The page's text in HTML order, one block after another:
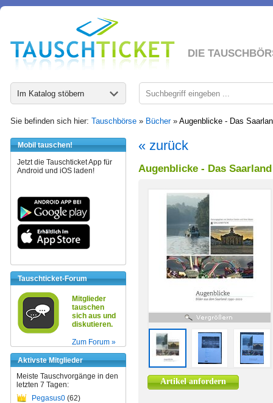
DIE
Im Katalog stöbern
Sie befinden sich hier: Tauschbörse » Bücher» Augenblicke - Das
Mobil tauschen!
Jetzt die Tauschticket App für
Android und iOS laden!
Tauschticket-Forum
Mitglieder
tauschen
sich aus und
diskutieren.
Zum Forum »
Aktivste Mitglieder
Meiste Tauschvorgänge in den
letzten 7 Tagen:
Pegasus0 (62)
« zurück
Augenblicke - Das
Artikel anfordern